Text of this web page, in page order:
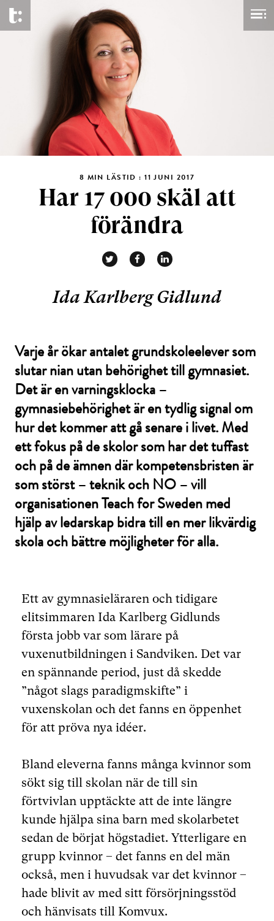
8 MIN LÄSTID : 11 JUNI 2017
Har 17 000 skäl att
förändra
Ida Karlberg Gidlund
Varje år ökar antalet grundskoleelever som
slutar nian utan behörighet till gymnasiet.
Det är en varningsklocka –
gymnasiebehörighet är en tydlig signal om
hur det kommer att gå senare i livet. Med
ett fokus på de skolor som har det tuffast
och på de ämnen där kompetensbristen är
som störst – teknik och NO – vill
organisationen Teach for Sweden med
hjälp av ledarskap bidra till en mer likvärdig
skola och bättre möjligheter för alla.
Ett av gymnasieläraren och tidigare
elitsimmaren Ida Karlberg Gidlunds
första jobb var som lärare på
vuxenutbildningen i Sandviken. Det var
en spännande period, just då skedde
”något slags paradigmskifte” i
vuxenskolan och det fanns en öppenhet
för att pröva nya idéer.
Bland eleverna fanns många kvinnor som
sökt sig till skolan när de till sin
förtvivlan upptäckte att de inte längre
kunde hjälpa sina barn med skolarbetet
sedan de börjat högstadiet. Ytterligare en
grupp kvinnor – det fanns en del män
också, men i huvudsak var det kvinnor –
hade blivit av med sitt försörjningsstöd
och hänvisats till Komvux.